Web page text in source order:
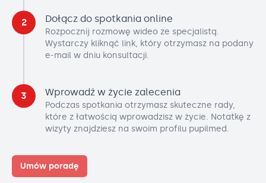
2 Dołącz do spotkania online
Rozpocznij rozmowę wideo ze specjalistą.
Wystarczy kliknąć link, który otrzymasz na podany
e-mail w dniu konsultacji.
3 Wprowadź w życie zalecenia
Podczas spotkania otrzymasz skuteczne rady,
które z łatwością wprowadzisz w życie. Notatkę z
wizyty znajdziesz na swoim profilu pupilmed.
Umów poradę